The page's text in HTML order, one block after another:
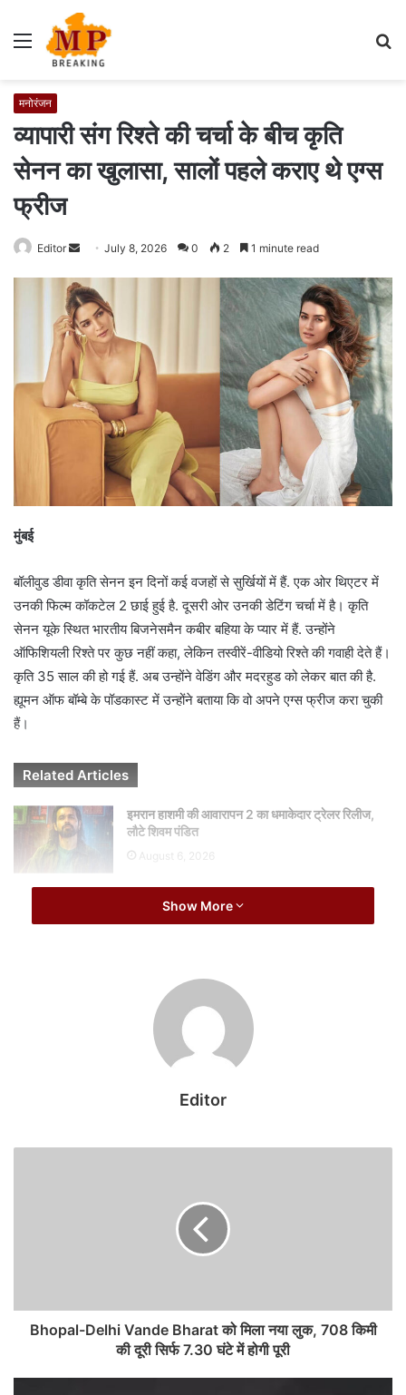
Menu
मनोरंजन
व्यापारी संग रिश्ते की चर्चा के बीच कृति
सेनन का खुलासा, सालों पहले कराए थे एग्स
फ्रीज
Editor
n
d
a
n
e
m
a
July 8, 2026 0 2 1 minute read
मुंबई
बॉलीवुड डीवा कृति सेनन इन दिनों कई वजहों से सुर्खियों में हैं. एक ओर थिएटर में
उनकी फिल्म कॉकटेल 2 छाई हुई है. दूसरी ओर उनकी डेटिंग चर्चा में है। कृति
सेनन यूके स्थित भारतीय बिजनेसमैन कबीर बहिया के प्यार में हैं. उन्होंने
ऑफिशियली रिश्ते पर कुछ नहीं कहा, लेकिन तस्वीरें-वीडियो रिश्ते की गवाही देते हैं।
कृति 35 साल की हो गई हैं. अब उन्होंने वेडिंग और मदरहुड को लेकर बात की है.
ह्यूमन ऑफ बॉम्बे के पॉडकास्ट में उन्होंने बताया कि वो अपने एग्स फ्रीज करा चुकी
हैं।
Related Articles
इमरान हाशमी की आवारापन 2 का धमाकेदार ट्रेलर रिलीज,
लौटे शिवम पंडित
August 6, 2026
और स्वैग ने जीता फैंस का दिल
कृति कहती हैं कि मैंने बहुत पहले ही स्मार्ट तरीके से अपने एग्स फ्रीज करा लिए थे.
मैंने ये तब किया जब मुझे 'मीमी' के लिए वजह बढ़ाना था। एक्ट्रेस ने कहा कि क्योंकि
उस वक्त शरीर में होने वाली सूजन और बदलाव आसानी से नजरअंदाज किए जा
करोगी, तो खुद को सबसे अच्छा तोहफा दोगी।
'मेरे दिमाग में यही चल रहा था. इस दौरान मुझे मीमी के लिए दो महीने घर रहकर
हार्मोनली डिस्टर्ब लगते हैं. ये सब एक प्रेग्नेंट महिला की तरह फील कराता है।
उन्होंने कहा कि इसमें मूड स्विंग होते हैं. हां मैंने एग्स फ्रीज करा लिए हैं. क्योंकि मैं
X Li M T Pi
Show More
Editor
Bhopal-Delhi Vande Bharat को मिला नया लुक, 708 किमी
की दूरी सिर्फ 7.30 घंटे में होगी पूरी